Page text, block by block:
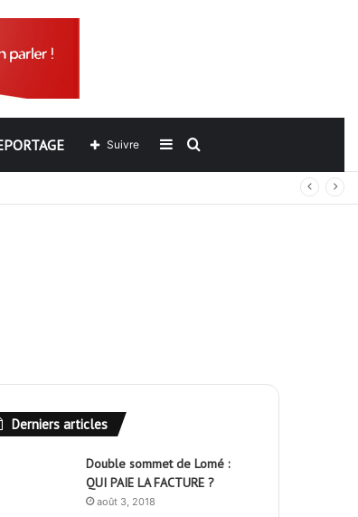
Rechercher
Sidebar
(barre
Suivre
Derniers articles
Double sommet de Lomé :
QUI PAIE LA FACTURE ?
août 3, 2018